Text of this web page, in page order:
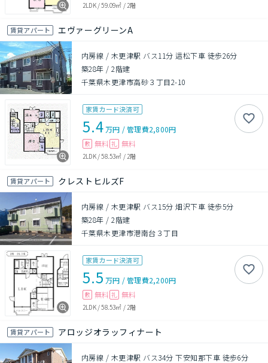
2LDK/59.09㎡ /2階
賃貸アパート エヴァーグリーンA
内房線 / 木更津駅 バス11分 這松下車 徒歩26分
築28年 /2階建
千葉県木更津市高砂３丁目2-10
家賃カード決済可
5.4万円 /管理費2,800円
敷 無料 礼 無料
2LDK/58.53㎡ /2階
賃貸アパート クレストヒルズF
内房線 / 木更津駅 バス15分 畑沢下車 徒歩5分
築28年 /2階建
千葉県木更津市港南台３丁目
家賃カード決済可
5.5 万円 /管理費2,200円
敷 無料 礼 無料
2LDK/58.53㎡ /2階
賃貸アパート アロッジオラッフィナート
内房線 / 木更津駅 バス34分 下安知那下車 徒歩6分